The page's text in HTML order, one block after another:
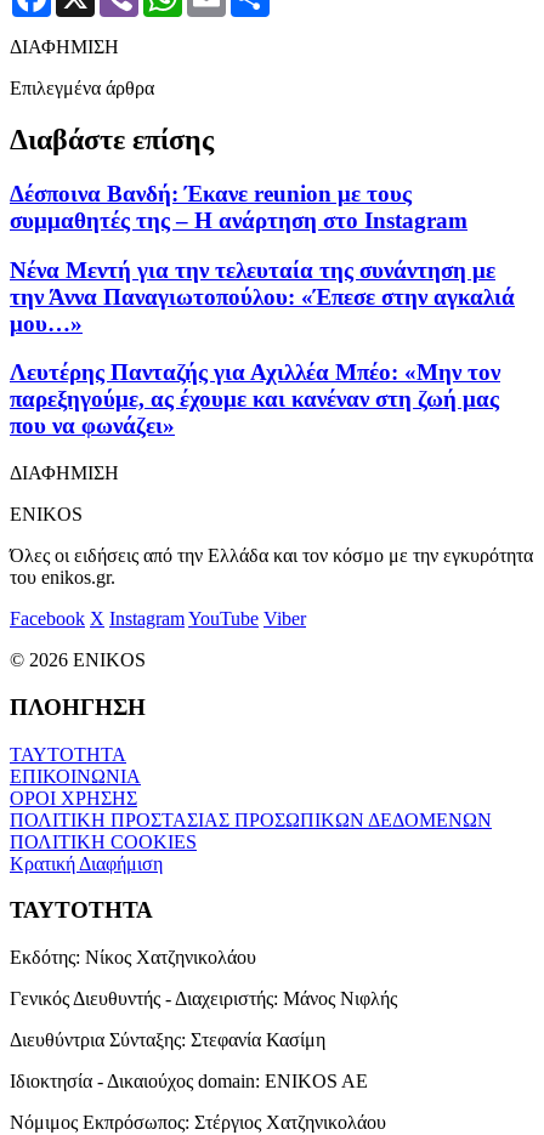
ΔΙΑΦΗΜΙΣΗ
Επιλεγμένα άρθρα
Διαβάστε επίσης
Δέσποινα Βανδή: Έκανε reunion με τους
συμμαθητές της – Η ανάρτηση στο Instagram
Νένα Μεντή για την τελευταία της συνάντηση με
την Άννα Παναγιωτοπούλου: «Έπεσε στην αγκαλιά
μου…»
Λευτέρης Πανταζής για Αχιλλέα Μπέο: «Μην τον
παρεξηγούμε, ας έχουμε και κανέναν στη ζωή μας
που να φωνάζει»
ΔΙΑΦΗΜΙΣΗ
ENIKOS
Όλες οι ειδήσεις από την Ελλάδα και τον κόσμο με την εγκυρότητα
του enikos.gr.
Facebook X InstagramYouTube Viber
© 2026 ENIKOS
ΠΛΟΗΓΗΣΗ
ΤΑΥΤΟΤΗΤΑ
ΕΠΙΚΟΙΝΩΝΙΑ
ΟΡΟΙ ΧΡΗΣΗΣ
ΠΟΛΙΤΙΚΗ ΠΡΟΣΤΑΣΙΑΣ ΠΡΟΣΩΠΙΚΩΝ ΔΕΔΟΜΕΝΩΝ
ΠΟΛΙΤΙΚΗ COOKIES
Κρατική Διαφήμιση
ΤΑΥΤΟΤΗΤΑ
Εκδότης: Νίκος Χατζηνικολάου
Γενικός Διευθυντής - Διαχειριστής: Μάνος Νιφλής
Διευθύντρια Σύνταξης: Στεφανία Κασίμη
Ιδιοκτησία - Δικαιούχος domain: ENIKOS AE
Νόμιμος Εκπρόσωπος: Στέργιος Χατζηνικολάου